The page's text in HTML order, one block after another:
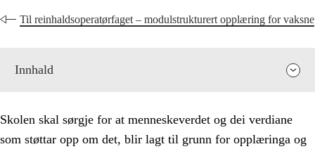
Til reinhaldsoperatørfaget – modulstrukturert opplæring for vaksne
Innhald
Skolen skal sørgje for at menneskeverdet og dei verdiane
som støttar opp om det, blir lagt til grunn for opplæringa og